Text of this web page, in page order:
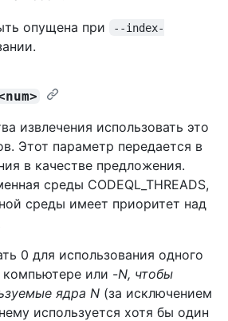
опущена при
--index-
извлечения использовать это
Этот параметр передается в
в качестве предложения.
среды CODEQL_THREADS,
среды имеет приоритет над
0 для использования одного
компьютере или -N, чтобы
ядра N (за исключением
используется хотя бы один